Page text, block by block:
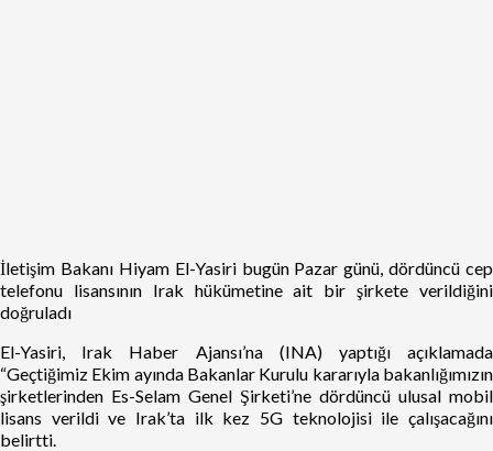
İletişim Bakanı Hiyam El-Yasiri bugün Pazar günü, dördüncü cep
telefonu lisansının Irak hükümetine ait bir şirkete verildiğini
doğruladı
El-Yasiri, Irak Haber Ajansı’na (INA) yaptığı açıklamada
“Geçtiğimiz Ekim ayında Bakanlar Kurulu kararıyla bakanlığımızın
şirketlerinden Es-Selam Genel Şirketi’ne dördüncü ulusal mobil
lisans verildi ve Irak’ta ilk kez 5G teknolojisi ile çalışacağını
belirtti.